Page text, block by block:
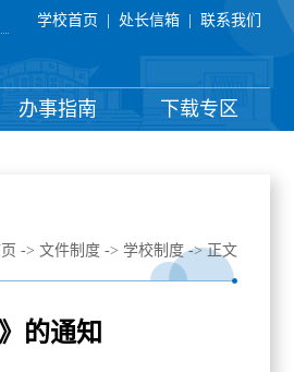
学校首页 处长信箱 联系我们
办事指南 下载专区
-> 文件制度 -> 学校制度-> 正文
的通知